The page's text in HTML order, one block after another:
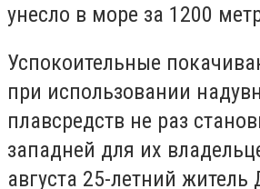
унесло в море за 1200
Успокоительные
при использовании
плавсредств не раз
западней для их
августа 25-летний